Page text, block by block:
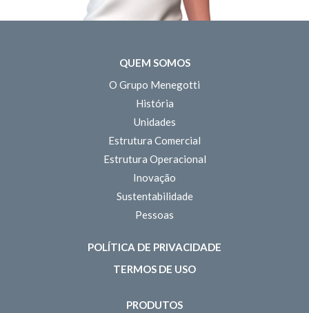
QUEM SOMOS
O Grupo Menegotti
História
Unidades
Estrutura Comercial
Estrutura Operacional
Inovação
Sustentabilidade
Pessoas
POLÍTICA DE PRIVACIDADE
TERMOS DE USO
PRODUTOS